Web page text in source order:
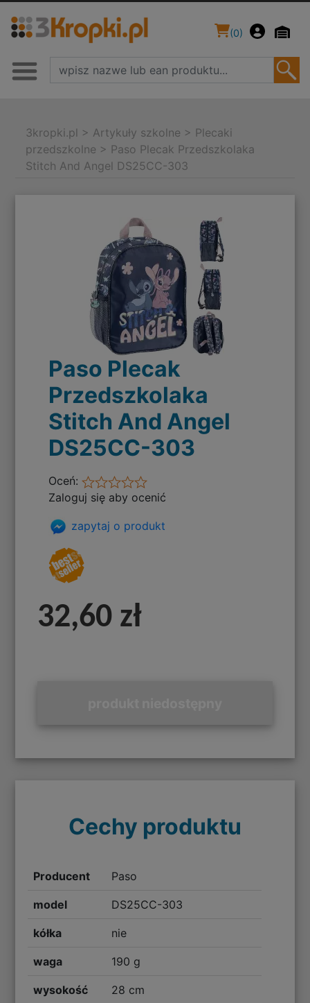
(0)
3kropki.pl > Artykuły szkolne > Plecaki
przedszkolne > Paso Plecak Przedszkolaka
Stitch And Angel DS25CC-303
Paso Plecak
Przedszkolaka
Stitch And Angel
DS25CC-303
Oceń:
Zaloguj się aby ocenić
zapytaj o produkt
32,60 zł
Cechy produktu
Producent Paso
model DS25CC-303
kółka nie
waga 190 g
wysokość 28 cm